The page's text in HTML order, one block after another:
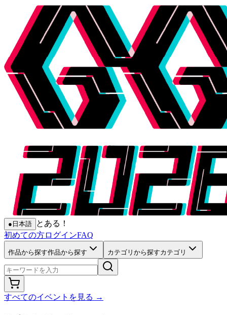
● 日本語
とある！
初めての方ログインFAQ
作品から探す作品から探す カテゴリから探すカテゴリ
すべてのイベントを見る →